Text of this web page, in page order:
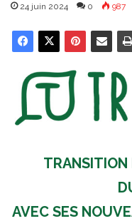
24 juin 2024 0 987
TRANSITION
AVEC SES